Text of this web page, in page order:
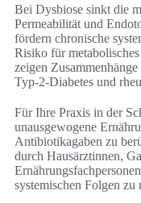
Bei Dysbiose sinkt die
Permeabilität und
fördern chronische
Risiko für
zeigen
Typ-2-Diabetes und
Für Ihre Praxis in der
unausgewogene
Antibiotikagaben zu
durch Hausärztinnen,
systemischen Folgen zu